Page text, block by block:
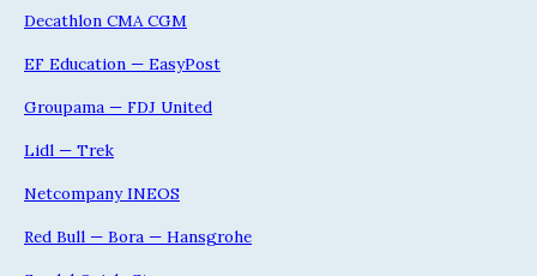
Decathlon CMA CGM
EF Education — EasyPost
Groupama — FDJ United
Lidl — Trek
Netcompany INEOS
Red Bull — Bora — Hansgrohe